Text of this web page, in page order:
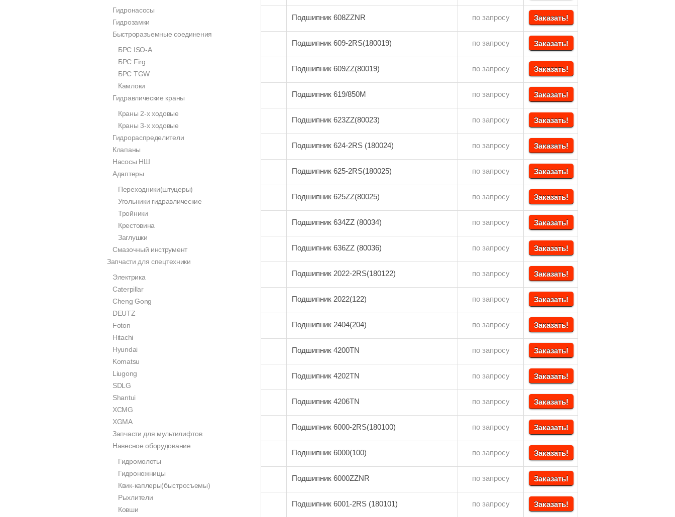
Подшипник 608ZZNR по запросу Заказать!
Подшипник 609-2RS(180019) по запросу Заказать!
Подшипник 609ZZ(80019) по запросу Заказать!
Подшипник 619/850M по запросу Заказать!
Подшипник 623ZZ(80023) по запросу Заказать!
Подшипник 624-2RS (180024) по запросу Заказать!
Подшипник 625-2RS(180025) по запросу Заказать!
Подшипник 625ZZ(80025) по запросу Заказать!
Подшипник 634ZZ (80034) по запросу Заказать!
Подшипник 636ZZ (80036) по запросу Заказать!
Подшипник 2022-2RS(180122) по запросу Заказать!
Подшипник 2022(122) по запросу Заказать!
Подшипник 2404(204) по запросу Заказать!
Подшипник 4200TN по запросу Заказать!
Подшипник 4202TN по запросу Заказать!
Подшипник 4206TN по запросу Заказать!
Подшипник 6000-2RS(180100) по запросу Заказать!
Подшипник 6000(100) по запросу Заказать!
Подшипник 6000ZZNR по запросу Заказать!
Подшипник 6001-2RS (180101) по запросу Заказать!
Гидронасосы
Гидрозамки
Быстроразъемные соединения
БРС ISO-A
БРС Firg
БРС TGW
Камлоки
Гидравлические краны
Краны 2-х ходовые
Краны 3-х ходовые
Гидрораспределители
Клапаны
Насосы НШ
Адаптеры
Переходники(штуцеры)
Угольники гидравлические
Тройники
Крестовина
Заглушки
Смазочный инструмент
Запчасти для спецтехники
Электрика
Caterpillar
Cheng Gong
DEUTZ
Foton
Hitachi
Hyundai
Komatsu
Liugong
SDLG
Shantui
XCMG
XGMA
Запчасти для мультилифтов
Навесное оборудование
Гидромолоты
Гидроножницы
Квик-каплеры(быстросъемы)
Рыхлители
Ковши